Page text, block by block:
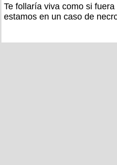
Te follaría viva como si
estamos en un caso de